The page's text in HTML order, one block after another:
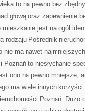
to na pewno bez
głową oraz zapewnienie
jest na ogół
rodzaju Pośrednik
nie ma nawet
Poznań to niesłychanie
ono na pewno mniejsze,
ma wiele innych
Poznań. Dużo